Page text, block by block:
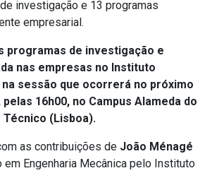
investigação e 13 programas
empresarial.
programas de investigação e
nas empresas no Instituto
sessão que ocorrerá no próximo
16h00, no Campus Alameda do
(Lisboa).
as contribuições de João Ménagé
em Engenharia Mecânica pelo Instituto